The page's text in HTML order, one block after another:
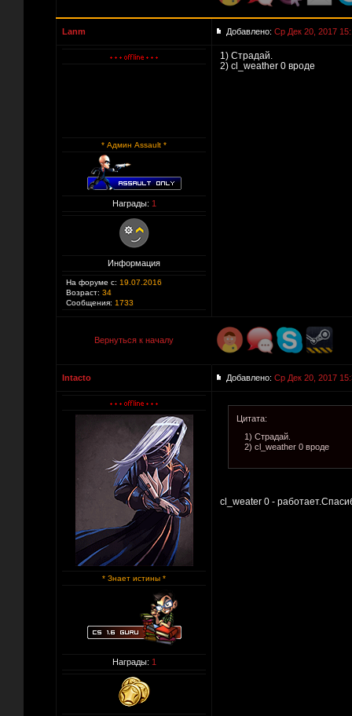
Lanm Добавлено: Ср Дек 20, 2017
* Админ Assault *
Награды: 1
Информация
На форуме с: 19.07.2016
Возраст: 34
Сообщения: 1733
1) Страдай.
2) cl_weather 0 вроде
Вернуться к началу
Intacto Добавлено: Ср Дек 20, 2017
* Знает истины *
Награды: 1
Цитата:
1) Страдай.
2) cl_weather 0 вроде
cl_weater 0 -